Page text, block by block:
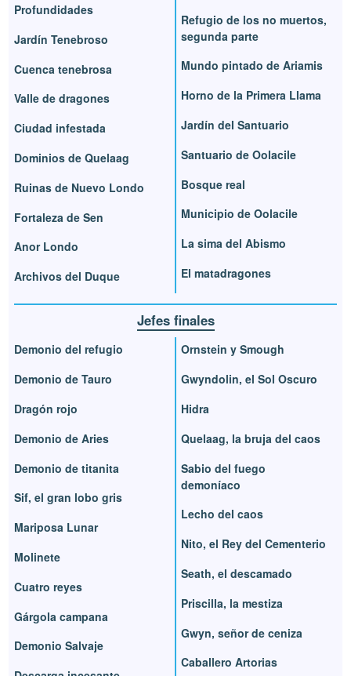
Profundidades
Jardín Tenebroso
Cuenca tenebrosa
Valle de dragones
Ciudad infestada
Dominios de Quelaag
Ruinas de Nuevo Londo
Fortaleza de Sen
Anor Londo
Archivos del Duque
Refugio de los no muertos,
segunda parte
Mundo pintado de Ariamis
Horno de la Primera Llama
Jardín del Santuario
Santuario de Oolacile
Bosque real
Municipio de Oolacile
La sima del Abismo
El matadragones
Jefes finales
Demonio del refugio
Demonio de Tauro
Dragón rojo
Demonio de Aries
Demonio de titanita
Sif, el gran lobo gris
Mariposa Lunar
Molinete
Cuatro reyes
Gárgola campana
Demonio Salvaje
Ornstein y Smough
Gwyndolin, el Sol Oscuro
Hidra
Quelaag, la bruja del caos
Sabio del fuego
demoníaco
Lecho del caos
Nito, el Rey del Cementerio
Seath, el descamado
Priscilla, la mestiza
Gwyn, señor de ceniza
Caballero Artorias